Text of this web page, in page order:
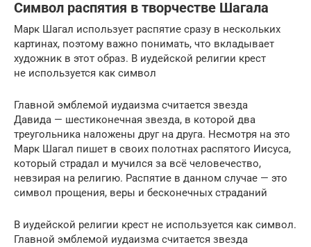
Символ распятия в творчестве Шагала
Марк Шагал использует распятие сразу в нескольких
картинах, поэтому важно понимать, что вкладывает
художник в этот образ. В иудейской религии крест
не используется как символ
Главной эмблемой иудаизма считается звезда
Давида — шестиконечная звезда, в которой два
треугольника наложены друг на друга. Несмотря на это
Марк Шагал пишет в своих полотнах распятого Иисуса,
который страдал и мучился за всё человечество,
невзирая на религию. Распятие в данном случае — это
символ прощения, веры и бесконечных страданий
В иудейской религии крест не используется как символ.
Главной эмблемой иудаизма считается звезда